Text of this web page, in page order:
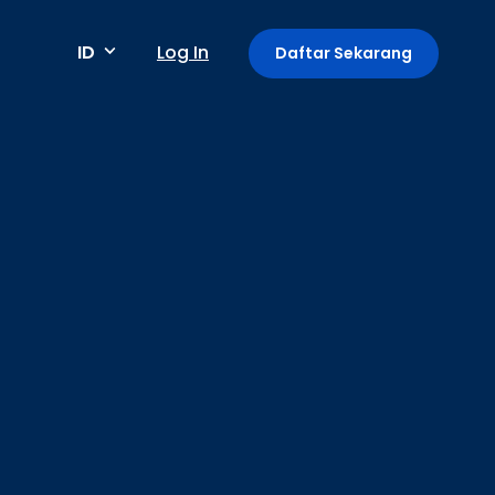
ID Log In Daftar Sekarang